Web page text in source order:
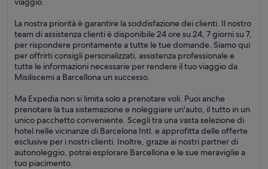
La nostra priorità è garantire la soddisfazione dei clienti. Il nostro
team di assistenza clienti è disponibile 24 ore su 24, 7 giorni su 7,
per rispondere prontamente a tutte le tue domande. Siamo qui
per offrirti consigli personalizzati, assistenza professionale e
tutte le informazioni necessarie per rendere il tuo viaggio da
Misiliscemi a Barcellona un successo.
Ma Expedia non si limita solo a prenotare voli. Puoi anche
prenotare la tua sistemazione e noleggiare un'auto, il tutto in un
unico pacchetto conveniente. Scegli tra una vasta selezione di
hotel nelle vicinanze di Barcelona Intl. e approfitta delle offerte
esclusive per i nostri clienti. Inoltre, grazie ai nostri partner di
autonoleggio, potrai esplorare Barcellona e le sue meraviglie a
tuo piacimento.